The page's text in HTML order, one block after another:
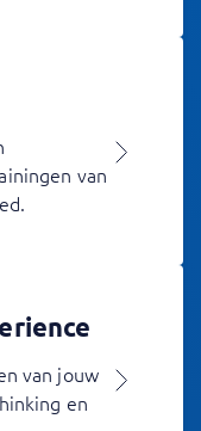
van
van jouw
en